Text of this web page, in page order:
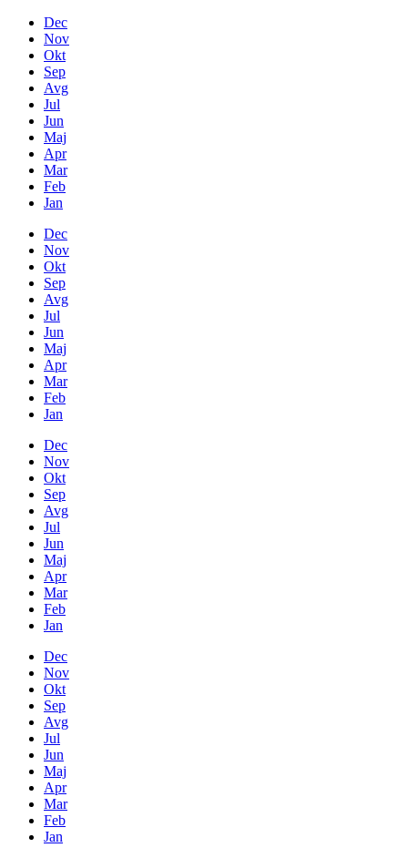
Dec
Nov
Okt
Sep
Avg
Jul
Jun
Maj
Apr
Mar
Feb
Jan
Dec
Nov
Okt
Sep
Avg
Jul
Jun
Maj
Apr
Mar
Feb
Jan
Dec
Nov
Okt
Sep
Avg
Jul
Jun
Maj
Apr
Mar
Feb
Jan
Dec
Nov
Okt
Sep
Avg
Jul
Jun
Maj
Apr
Mar
Feb
Jan